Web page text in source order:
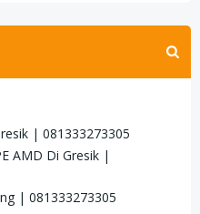
| 081333273305
AMD Di Gresik |
| 081333273305